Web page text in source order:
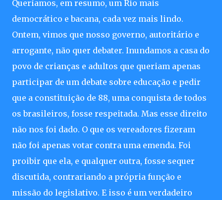
Queríamos, em resumo, um Rio mais
democrático e bacana, cada vez mais lindo.
Ontem, vimos que nosso governo, autoritário e
arrogante, não quer debater. Inundamos a casa do
povo de crianças e adultos que queriam apenas
participar de um debate sobre educação e pedir
que a constituição de 88, uma conquista de todos
os brasileiros, fosse respeitada. Mas esse direito
não nos foi dado. O que os vereadores fizeram
não foi apenas votar contra uma emenda. Foi
proibir que ela, e qualquer outra, fosse sequer
discutida, contrariando a própria função e
missão do legislativo. E isso é um verdadeiro